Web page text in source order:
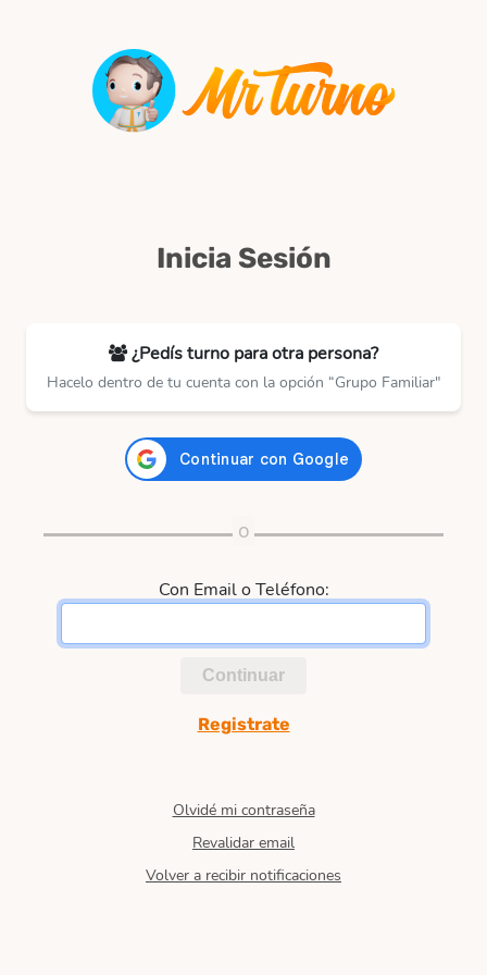
Inicia Sesión
¿Pedís turno para otra persona?
Hacelo dentro de tu cuenta con la opción “Grupo Familiar"
Con Email o Teléfono:
Continuar
Registrate
Olvidé mi contraseña
Revalidar email
Volver a recibir notificaciones